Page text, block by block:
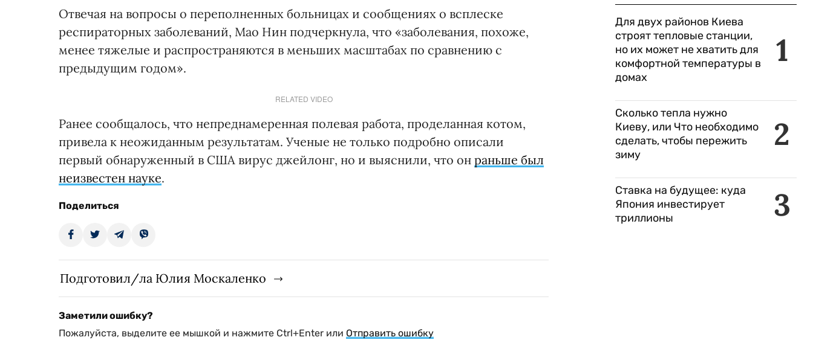
Отвечая на вопросы о переполненных больницах и сообщениях о всплеске
респираторных заболеваний, Мао Нин подчеркнула, что «заболевания, похоже,
менее тяжелые и распространяются в меньших масштабах по сравнению с
предыдущим годом».
RELATED VIDEO
Ранее сообщалось, что непреднамеренная полевая работа, проделанная котом,
привела к неожиданным результатам. Ученые не только подробно описали
первый обнаруженный в США вирус джейлонг, но и выяснили, что он раньше был
неизвестен науке.
Поделиться
Подготовил/ла Юлия Москаленко
Заметили ошибку?
Пожалуйста, выделите ее мышкой и нажмите Ctrl+Enter или Отправить ошибку
1
Для двух районов Киева
строят тепловые станции,
но их может не хватить для
комфортной температуры в
домах
2
Сколько тепла нужно
Киеву, или Что необходимо
сделать, чтобы пережить
зиму
3
Ставка на будущее: куда
Япония инвестирует
триллионы